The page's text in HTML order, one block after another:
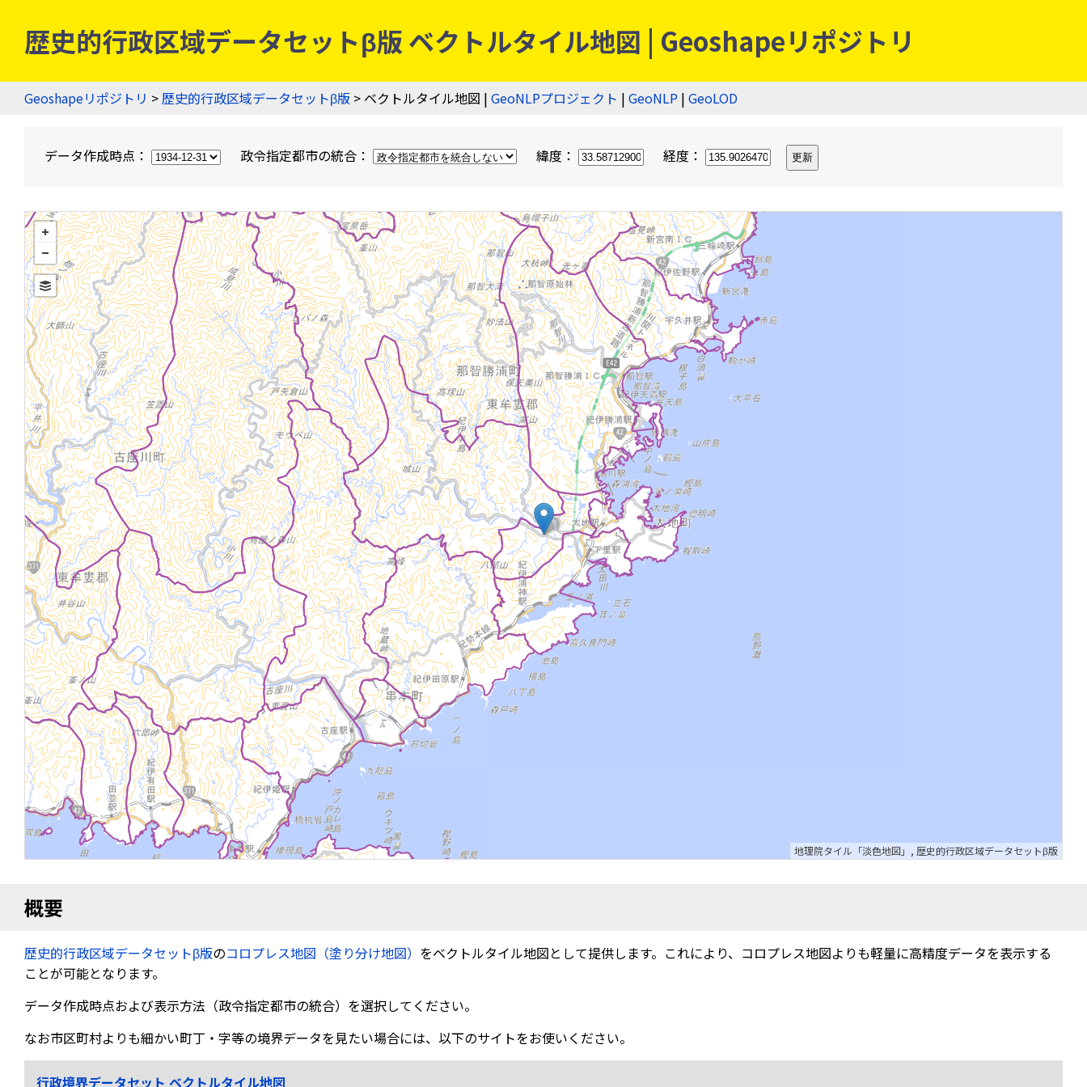
歴史的行政区域データセットβ版 ベクトルタイル地図 | Geoshapeリポジトリ
Geoshapeリポジトリ >歴史的行政区域データセットβ版 > ベクトルタイル地図 | GeoNLPプロジェクト | GeoNLP | GeoLOD
データ作成時点： 政令指定都市の統合： 緯度： 経度：
地理院タイル「淡色地図」 , 歴史的行政区域データセットβ版
概要
歴史的行政区域データセットβ版のコロプレス地図（塗り分け地図） をベクトルタイル地図として提供します。これにより、コロプレス地図よりも軽量に高精度データを表示する
ことが可能となります。
データ作成時点および表示方法（政令指定都市の統合）を選択してください。
なお市区町村よりも細かい町丁・字等の境界データを見たい場合には、以下のサイトをお使いください。
行政境界データセット ベクトルタイル地図